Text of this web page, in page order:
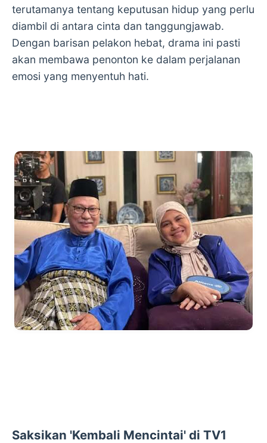
terutamanya tentang keputusan hidup yang perlu
diambil di antara cinta dan tanggungjawab.
Dengan barisan pelakon hebat, drama ini pasti
akan membawa penonton ke dalam perjalanan
emosi yang menyentuh hati.
Saksikan 'Kembali Mencintai' di TV1